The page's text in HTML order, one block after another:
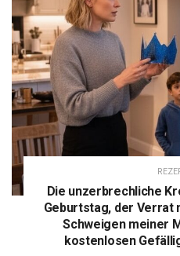
Die unzerbrechliche
Geburtstag, der Verrat
Schweigen meiner
kostenlosen